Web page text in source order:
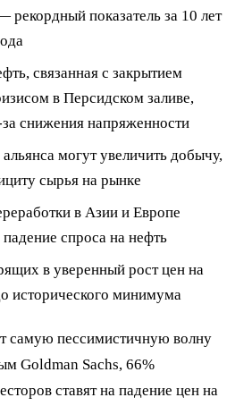
показатель за 10 лет
связанная с закрытием
в Персидском заливе,
снижения напряженности
могут увеличить добычу,
сырья на рынке
в Азии и Европе
спроса на нефть
в уверенный рост цен на
исторического минимума
самую пессимистичную волну
Goldman Sachs, 66%
ставят на падение цен на